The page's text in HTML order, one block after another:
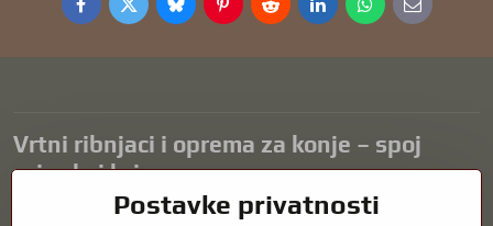
FacebookTwitterBlueskyPinterestRedditLinkedInWhatsApp
E-
mail
Vrtni ribnjaci i oprema za konje – spoj
prirode i brige
Vrtni ribnjaci prekrasan su dodatak svakom eksterijeru i stvaraju
Postavke privatnosti